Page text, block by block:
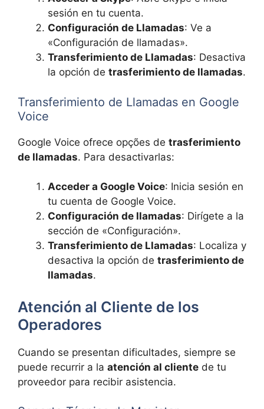
sesión en tu cuenta.
Configuración de Llamadas: Ve a
«Configuración de llamadas».
Transferimiento de Llamadas: Desactiva
la opción de trasferimiento de llamadas.
Transferimiento de Llamadas en Google
Voice
Google Voice ofrece opções de trasferimiento
de llamadas. Para desactivarlas:
Acceder a Google Voice: Inicia sesión en
tu cuenta de Google Voice.
Configuración de llamadas: Dirígete a la
sección de «Configuración».
Transferimiento de Llamadas: Localiza y
desactiva la opción de trasferimiento de
llamadas.
Atención al Cliente de los
Operadores
Cuando se presentan dificultades, siempre se
puede recurrir a la atención al cliente de tu
proveedor para recibir asistencia.